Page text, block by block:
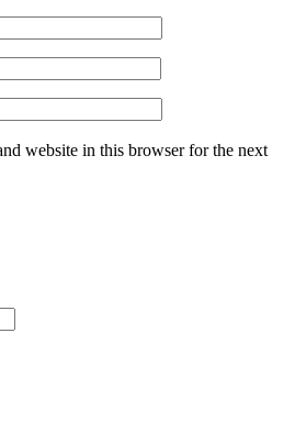
website in this browser for the next